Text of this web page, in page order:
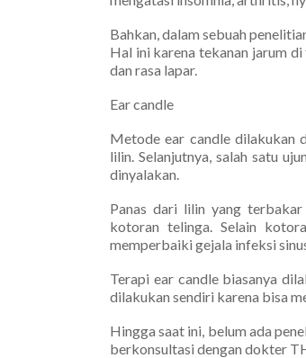
Bahkan, dalam sebuah
Hal ini karena tekanan jarum
dan rasa lapar.
Ear candle
Metode ear candle dilakukan
lilin. Selanjutnya, salah satu
dinyalakan.
Panas dari lilin yang
kotoran telinga. Selain
memperbaiki gejala infeksi
Terapi ear candle biasanya
dilakukan sendiri karena bisa
Hingga saat ini, belum ada
berkonsultasi dengan dokter